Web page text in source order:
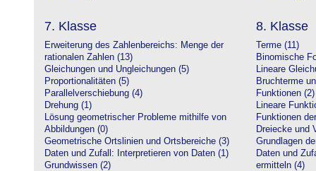
7. Klasse
Erweiterung des Zahlenbereichs: Menge der
rationalen Zahlen (13)
Gleichungen und Ungleichungen (5)
Proportionalitäten (5)
Parallelverschiebung (4)
Drehung (1)
Lösung geometrischer Probleme mithilfe von
Abbildungen (0)
Geometrische Ortslinien und Ortsbereiche (3)
Daten und Zufall: Interpretieren von Daten (1)
Grundwissen (2)
8. Klasse
Terme (11)
Binomische
Lineare
Bruchterme
Funktionen (2)
Lineare
Funktionen
Dreiecke und
Grundlagen
Daten und
ermitteln (4)